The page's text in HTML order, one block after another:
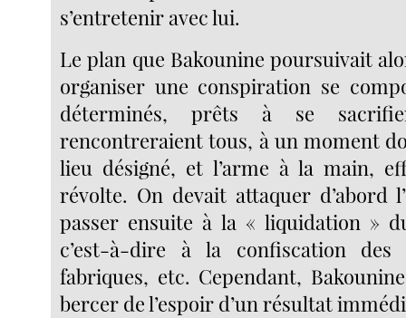
s’entretenir avec lui.
Le plan que Bakounine poursuivait
organiser une conspiration se
déterminés, prêts à se
rencontreraient tous, à un moment
lieu désigné, et l’arme à la main,
révolte. On devait attaquer d’abord
passer ensuite à la « liquidation »
c’est-à-dire à la confiscation des
fabriques, etc. Cependant,
bercer de l’espoir d’un résultat